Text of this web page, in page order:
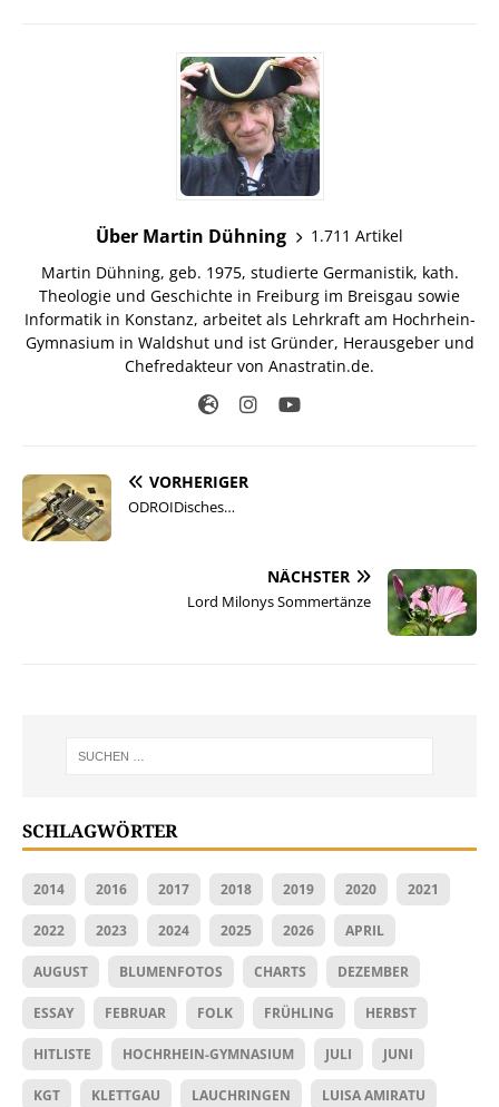
Über Martin Dühning
1.711 Artikel
Martin Dühning, geb. 1975, studierte Germanistik, kath.
Theologie und Geschichte in Freiburg im Breisgau sowie
Informatik in Konstanz, arbeitet als Lehrkraft am Hochrhein-
Gymnasium in Waldshut und ist Gründer, Herausgeber und
Chefredakteur von Anastratin.de.
VORHERIGER
ODROIDisches…
NÄCHSTER
Lord Milonys Sommertänze
SCHLAGWÖRTER
2014 2016 2017 2018 2019 2020 2021
2022 2023 2024 2025 2026 APRIL
AUGUST BLUMENFOTOS CHARTS DEZEMBER
ESSAY FEBRUAR FOLK FRÜHLING HERBST
HITLISTE HOCHRHEIN-GYMNASIUM JULI JUNI
KGT KLETTGAU LAUCHRINGEN LUISA AMIRATU